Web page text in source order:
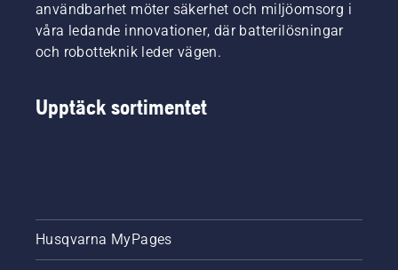
användbarhet möter säkerhet och miljöomsorg i
våra ledande innovationer, där batterilösningar
och robotteknik leder vägen.
Upptäck sortimentet
Husqvarna MyPages